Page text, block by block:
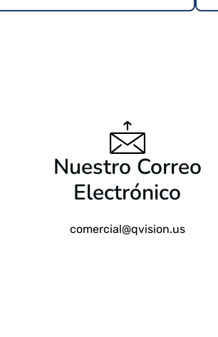
Nuestro Correo
Electrónico
comercial@qvision.us